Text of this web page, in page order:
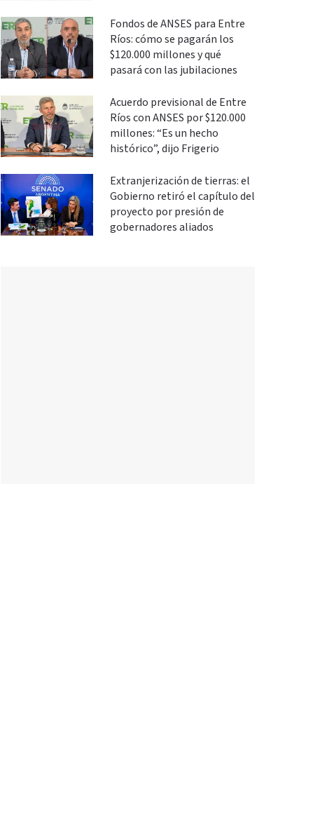
Fondos de ANSES para Entre
Ríos: cómo se pagarán los
$120.000 millones y qué
pasará con las jubilaciones
Acuerdo previsional de Entre
Ríos con ANSES por $120.000
millones: “Es un hecho
histórico”, dijo Frigerio
Extranjerización de tierras: el
Gobierno retiró el capítulo del
proyecto por presión de
gobernadores aliados